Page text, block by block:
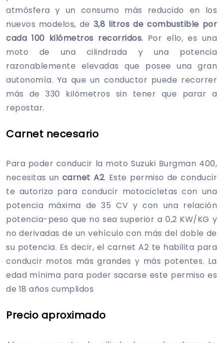
atmósfera y un consumo más reducido en los
nuevos modelos, de 3,8 litros de combustible por
cada 100 kilómetros recorridos. Por ello, es una
moto de una cilindrada y una potencia
razonablemente elevadas que posee una gran
autonomía. Ya que un conductor puede recorrer
más de 330 kilómetros sin tener que parar a
repostar.
Carnet necesario
Para poder conducir la moto Suzuki Burgman 400,
necesitas un carnet A2. Este permiso de conducir
te autoriza para conducir motocicletas con una
potencia máxima de 35 CV y con una relación
potencia-peso que no sea superior a 0,2 KW/KG y
no derivadas de un vehículo con más del doble de
su potencia. Es decir, el carnet A2 te habilita para
conducir motos más grandes y más potentes. La
edad mínima para poder sacarse este permiso es
de 18 años cumplidos
Precio aproximado